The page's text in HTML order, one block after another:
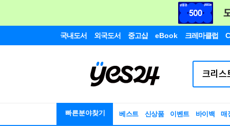
국내도서 외국도서 중고샵 eBook 크레마클럽
빠른분야찾기 베스트 신상품 이벤트 바이백 매